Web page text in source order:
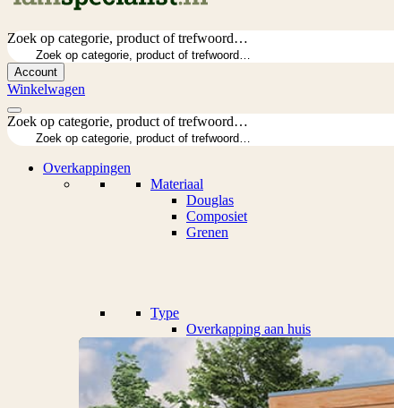
Zoek op categorie, product of trefwoord…
Account
Winkelwagen
Zoek op categorie, product of trefwoord…
Overkappingen
Materiaal
Douglas
Composiet
Grenen
Type
Overkapping aan huis